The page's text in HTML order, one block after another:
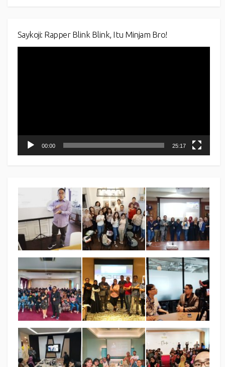
Saykoji: Rapper Blink Blink, Itu Minjam Bro!
00:00 25:17